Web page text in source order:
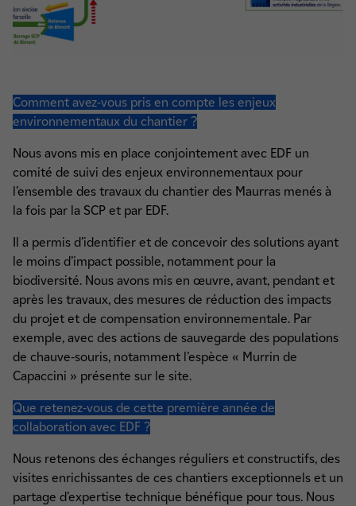
Comment avez-vous pris en compte les enjeux
environnementaux du chantier ?
Nous avons mis en place conjointement avec EDF un
comité de suivi des enjeux environnementaux pour
l’ensemble des travaux du chantier des Maurras menés à
la fois par la SCP et par EDF.
Il a permis d’identifier et de concevoir des solutions ayant
le moins d’impact possible, notamment pour la
biodiversité. Nous avons mis en œuvre, avant, pendant et
après les travaux, des mesures de réduction des impacts
du projet et de compensation environnementale. Par
exemple, avec des actions de sauvegarde des populations
de chauve-souris, notamment l’espèce « Murrin de
Capaccini » présente sur le site.
Que retenez-vous de cette première année de
collaboration avec EDF ?
Nous retenons des échanges réguliers et constructifs, des
visites enrichissantes de ces chantiers exceptionnels et un
partage d’expertise technique bénéfique pour tous. Nous